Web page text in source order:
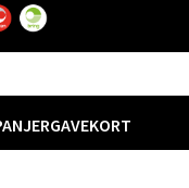
GAVEKORT